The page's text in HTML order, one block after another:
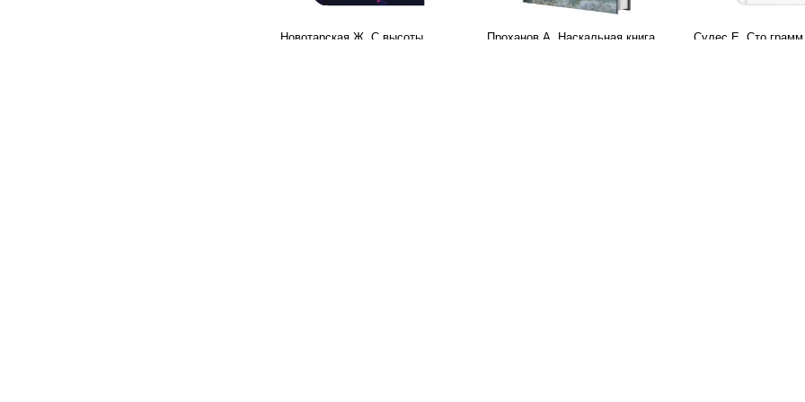
Новотарская Ж. С высоты
Проханов А. Наскальная книга
Сулес Е. Сто